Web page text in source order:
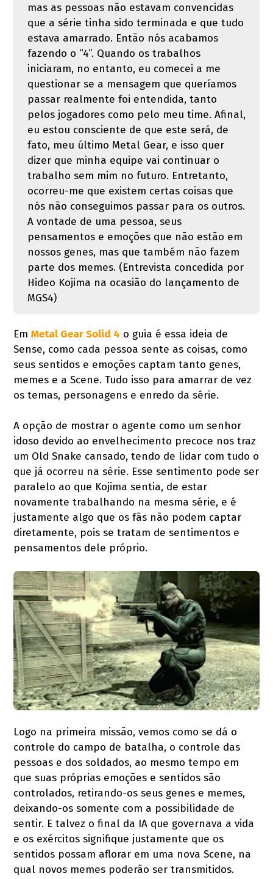
mas as pessoas não estavam convencidas
que a série tinha sido terminada e que tudo
estava amarrado. Então nós acabamos
fazendo o “4”. Quando os trabalhos
iniciaram, no entanto, eu comecei a me
questionar se a mensagem que queríamos
passar realmente foi entendida, tanto
pelos jogadores como pelo meu time. Afinal,
eu estou consciente de que este será, de
fato, meu último Metal Gear, e isso quer
dizer que minha equipe vai continuar o
trabalho sem mim no futuro. Entretanto,
ocorreu-me que existem certas coisas que
nós não conseguimos passar para os outros.
A vontade de uma pessoa, seus
pensamentos e emoções que não estão em
nossos genes, mas que também não fazem
parte dos memes. (Entrevista concedida por
Hideo Kojima na ocasião do lançamento de
MGS4)
EmMetal Gear Solid 4 o guia é essa ideia de
Sense, como cada pessoa sente as coisas, como
seus sentidos e emoções captam tanto genes,
memes e a Scene. Tudo isso para amarrar de vez
os temas, personagens e enredo da série.
A opção de mostrar o agente como um senhor
idoso devido ao envelhecimento precoce nos traz
um Old Snake cansado, tendo de lidar com tudo o
que já ocorreu na série. Esse sentimento pode ser
paralelo ao que Kojima sentia, de estar
novamente trabalhando na mesma série, e é
justamente algo que os fãs não podem captar
diretamente, pois se tratam de sentimentos e
pensamentos dele próprio.
Logo na primeira missão, vemos como se dá o
controle do campo de batalha, o controle das
pessoas e dos soldados, ao mesmo tempo em
que suas próprias emoções e sentidos são
controlados, retirando-os seus genes e memes,
deixando-os somente com a possibilidade de
sentir. E talvez o final da IA que governava a vida
e os exércitos signifique justamente que os
sentidos possam aflorar em uma nova Scene, na
qual novos memes poderão ser transmitidos.